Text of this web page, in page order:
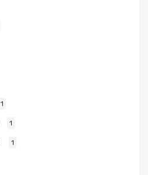
1
1
1